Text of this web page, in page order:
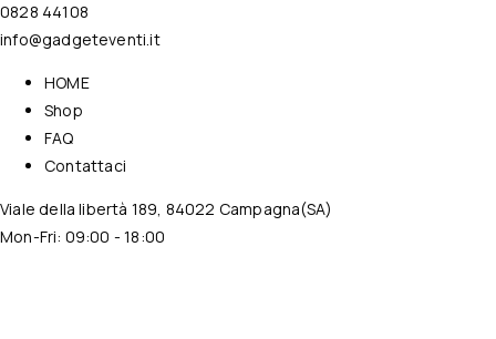
0828 44108
info@gadgeteventi.it
HOME
Shop
FAQ
Contattaci
Viale della libertà 189, 84022 Campagna(SA)
Mon-Fri: 09:00 - 18:00